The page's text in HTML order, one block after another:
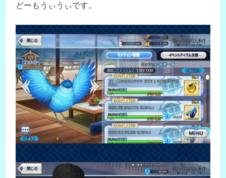
どーもうぃうぃです。